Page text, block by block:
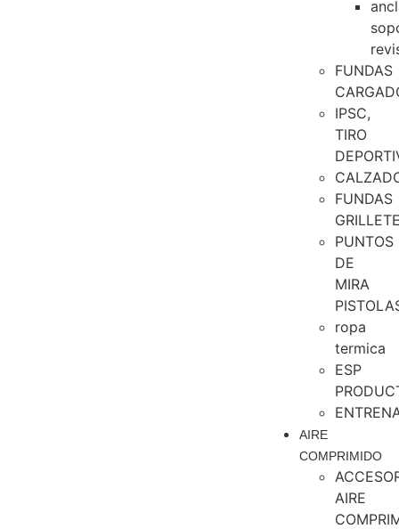
FUNDAS
IPSC,
TIRO
FUNDAS
PUNTOS
DE
MIRA
ropa
termica
ESP
AIRE
COMPRIMIDO
AIRE